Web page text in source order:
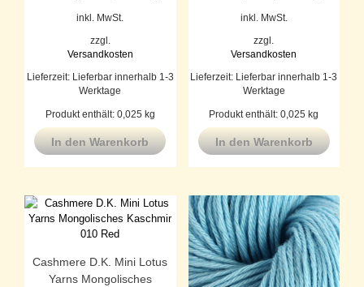
inkl. MwSt.
zzgl.
Versandkosten
Lieferzeit:
Lieferbar innerhalb 1-3
Werktage
Produkt enthält: 0,025 kg
In den Warenkorb
inkl. MwSt.
zzgl.
Versandkosten
Lieferzeit:
Lieferbar innerhalb 1-3
Werktage
Produkt enthält: 0,025kg
In den Warenkorb
Cashmere D.K. Mini Lotus
Yarns Mongolisches